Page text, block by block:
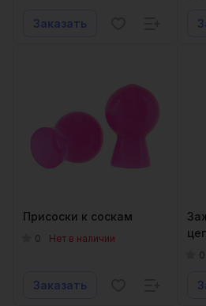
Заказать
Присоски к соскам
0 Нет в наличии
Заказать
0